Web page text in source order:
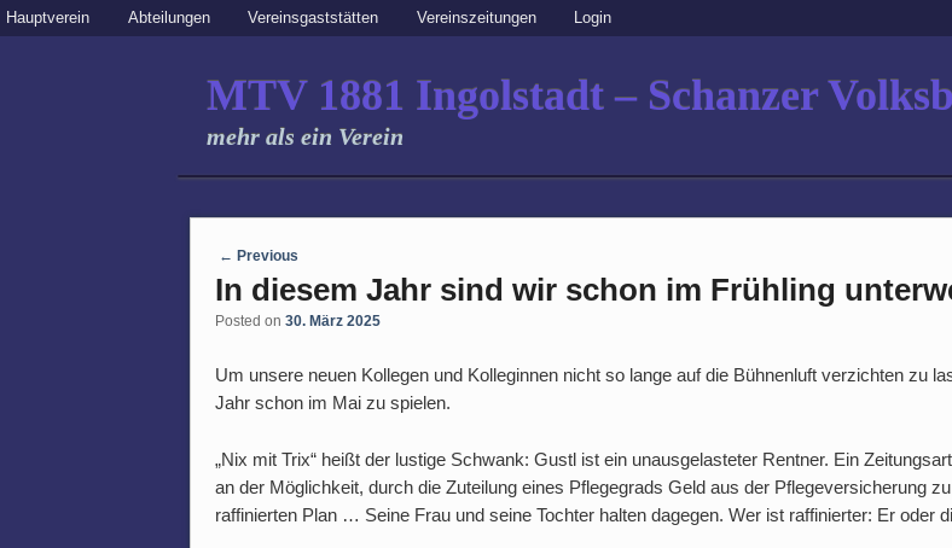
Secondary menu
Skip to primary content
Skip to secondary content
Hauptverein Abteilungen Vereinsgaststätten Vereinszeitungen Login
MTV 1881 Ingolstadt – Schanzer
mehr als ein Verein
Post navigation
← Previous
In diesem Jahr sind wir schon im Frühling
Posted on 30. März 2025
Um unsere neuen Kollegen und Kolleginnen nicht so lange auf die Bühnenluft verzichten zu
Jahr schon im Mai zu spielen.
„Nix mit Trix“ heißt der lustige Schwank: Gustl ist ein unausgelasteter Rentner. Ein
an der Möglichkeit, durch die Zuteilung eines Pflegegrads Geld aus der Pflegeversicherung
raffinierten Plan … Seine Frau und seine Tochter halten dagegen. Wer ist raffinierter: Er oder